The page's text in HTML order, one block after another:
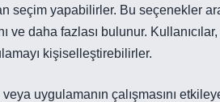
seçim yapabilirler. Bu seçenekler
ve daha fazlası bulunur.
kişiselleştirebilirler.
uygulamanın çalışmasını